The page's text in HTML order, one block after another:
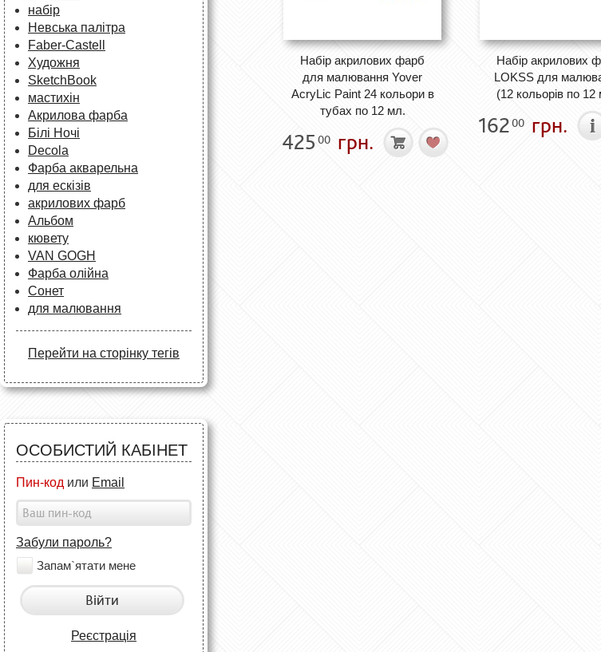
набір
Невська палітра
Faber-Castell
Художня
SketchBook
мастихін
Акрилова фарба
Білі Ночі
Decola
Фарба акварельна
для ескізів
акрилових фарб
Альбом
кювету
VAN GOGH
Фарба олійна
Сонет
для малювання
Перейти на сторінку тегів
ОСОБИСТИЙ КАБІНЕТ
Пин-код или Email
Забули пароль?
Запам`ятати мене
Війти
Реєстрація
Набір акрилових фарб
для малювання Yover
AcryLic Paint 24 кольори в
тубах по 12 мл.
425 00 грн.
Набір акрилових
LOKSS для
(12 кольорів по 12
16200 грн.